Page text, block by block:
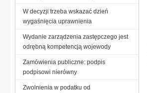
W decyzji trzeba wskazać dzień
wygaśnięcia uprawnienia
Wydanie zarządzenia zastępczego jest
odrębną kompetencją wojewody
Zamówienia publiczne: podpis
podpisowi nierówny
Zwolnienia w podatku od